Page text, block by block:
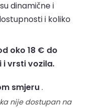
dinamične i
i koliko
oko 18 € do
i vrsti vozila.
smjeru.
nije dostupan na